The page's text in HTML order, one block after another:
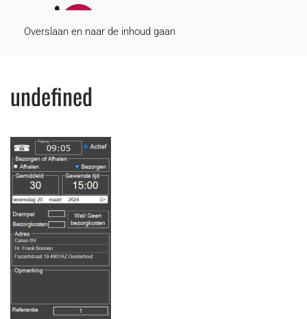
Overslaan en naar de inhoud gaan
undefined